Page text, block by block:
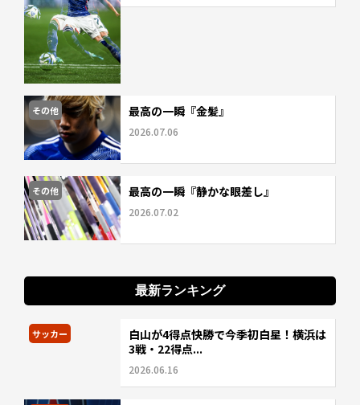
その他 最高の一瞬『金髪』
2026.07.06
その他 最高の一瞬『静かな眼差し』
2026.07.02
最新ランキング
サッカー
白山が4得点快勝で今季初白星！横浜は
3戦・22得点...
2026.06.16